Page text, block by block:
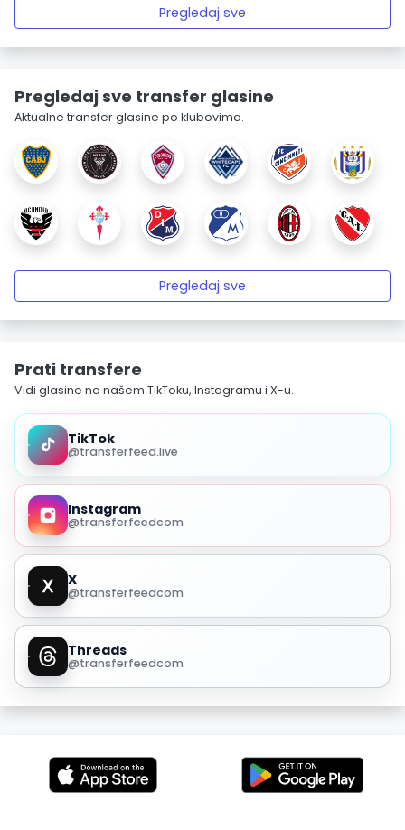
Pregledaj sve
Pregledaj sve transfer glasine
Aktualne transfer glasine po klubovima.
Pregledaj sve
Prati transfere
Vidi glasine na našem TikToku, Instagramu i X-u.
TikTok
@transferfeed.live
Instagram
@transferfeedcom
X
@transferfeedcom
Threads
@transferfeedcom